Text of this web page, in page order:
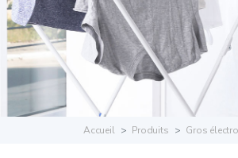
Accueil Produits Gros